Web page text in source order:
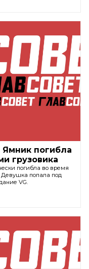
погибла
грузовика
погибла во время
попала под
VG.